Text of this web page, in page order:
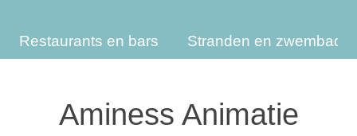
Blogi
Restaurants en bars Stranden en
Aminess Animatie